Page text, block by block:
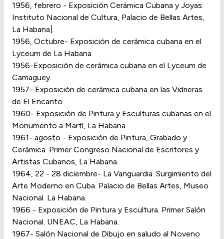
1956, febrero - Exposición Cerámica Cubana y Joyas.
Instituto Nacional de Cultura, Palacio de Bellas Artes,
La Habana].
1956, Octubre- Exposición de cerámica cubana en el
Lyceum de La Habana.
1956-Exposición de cerámica cubana en el Lyceum de
Camaguey.
1957- Exposición de cerámica cubana en las Vidrieras
de El Encanto.
1960- Exposición de Pintura y Esculturas cubanas en el
Monumento a Martí, La Habana.
1961- agosto - Exposición de Pintura, Grabado y
Cerámica. Primer Congreso Nacional de Escritores y
Artistas Cubanos, La Habana.
1964, 22 - 28 diciembre- La Vanguardia. Surgimiento del
Arte Moderno en Cuba. Palacio de Bellas Artes, Museo
Nacional. La Habana.
1966 - Exposición de Pintura y Escultura. Primer Salón
Nacional. UNEAC, La Habana.
1967- Salón Nacional de Dibujo en saludo al Noveno